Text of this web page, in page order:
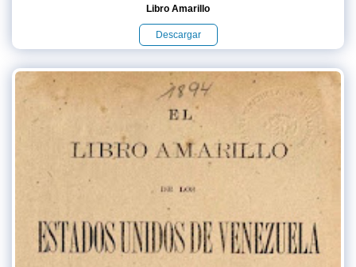
Libro Amarillo
Descargar